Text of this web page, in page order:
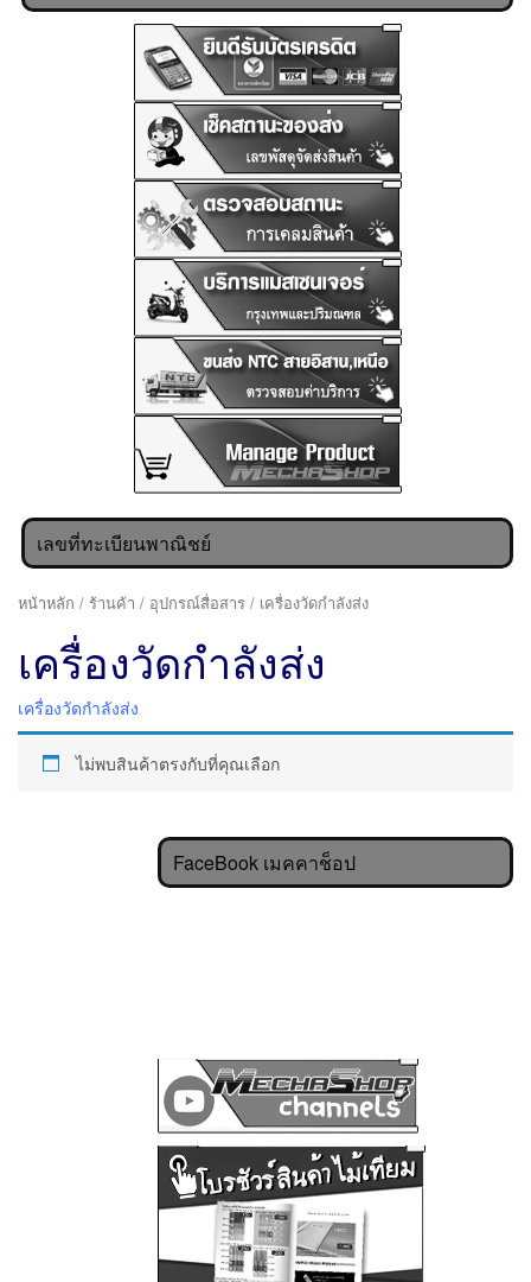
เลขที่ทะเบียนพาณิชย์
หน้าหลัก / ร้านค้า / อุปกรณ์สื่อสาร / เครื่องวัดกำลังส่ง
เครื่องวัดกำลังส่ง
เครื่องวัดกำลังส่ง
ไม่พบสินค้าตรงกับที่คุณเลือก
FaceBook เมคคาช็อป